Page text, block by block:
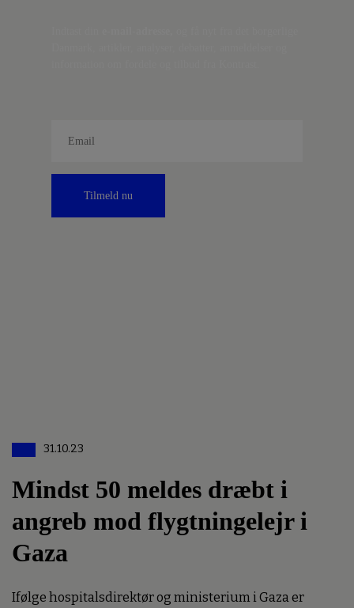
Tilmeld nu
31.10.23
Mindst 50 meldes dræbt i
angreb mod flygtningelejr i
Gaza
Ifølge hospitalsdirektør og ministerium i Gaza er